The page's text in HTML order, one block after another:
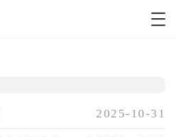
2025-10-31